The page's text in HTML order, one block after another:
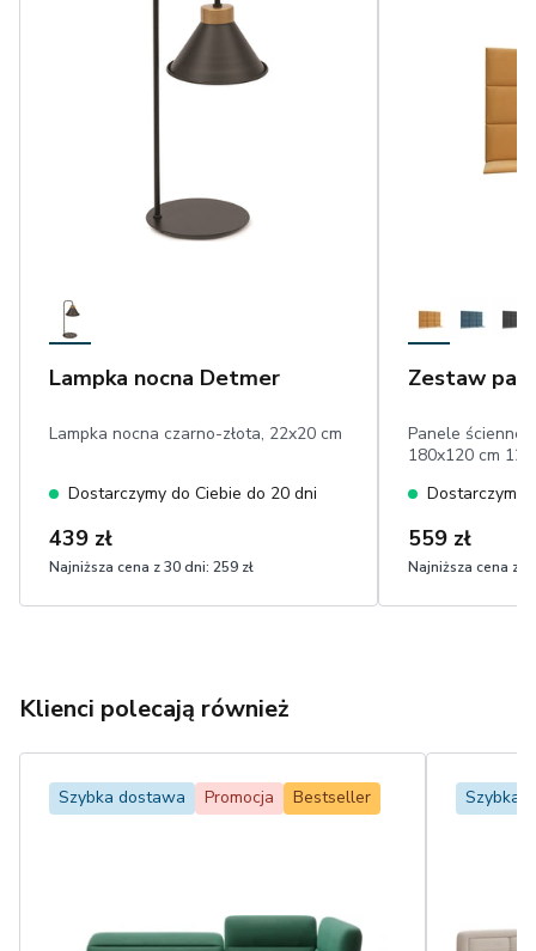
Lampka nocna Detmer
Lampka nocna czarno-złota, 22x20 cm
Dostarczymy do Ciebie do 20 dni
439 zł
Najniższa cena z 30 dni: 259 zł
Zestaw
Panele ścienne
180x120 cm 12
Dostarczymy
559 zł
Najniższa cena z
Klienci polecają również
Szybka dostawa Promocja Bestseller Szybka